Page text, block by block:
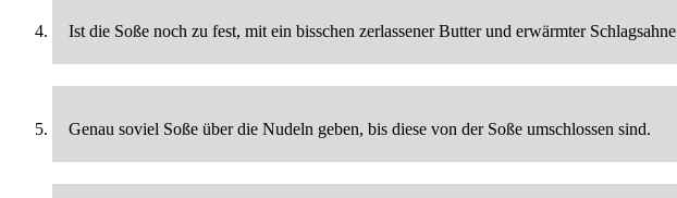
Ist die Soße noch zu fest, mit ein bisschen zerlassener Butter und erwärmter
Genau soviel Soße über die Nudeln geben, bis diese von der Soße umschlossen sind.